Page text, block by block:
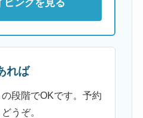
ビングを見る
れば
の段階でOKです。予約
うぞ。